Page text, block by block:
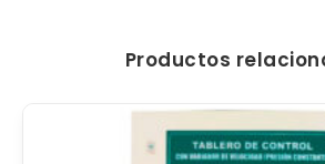
Productos